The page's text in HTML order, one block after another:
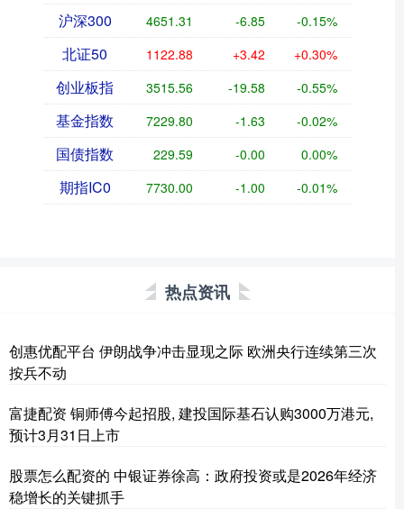
沪深300 4651.31 -6.85 -0.15%
北证50 1122.88 +3.42 +0.30%
创业板指 3515.56 -19.58 -0.55%
基金指数 7229.80 -1.63 -0.02%
国债指数 229.59 -0.00 0.00%
期指IC0 7730.00 -1.00 -0.01%
热点资讯
创惠优配平台 伊朗战争冲击显现之际 欧洲央行连续第三次
按兵不动
富捷配资 铜师傅今起招股, 建投国际基石认购3000万港元,
预计3月31日上市
股票怎么配资的 中银证券徐高：政府投资或是2026年经济
稳增长的关键抓手